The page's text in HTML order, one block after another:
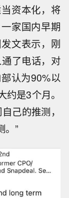
资本化，将
家国内早期
文表示，刚
了电话，对
认为90%以
是3个月。
己的推测，
。”